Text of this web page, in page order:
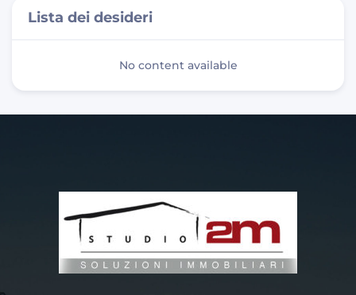
Lista dei desideri
No content available